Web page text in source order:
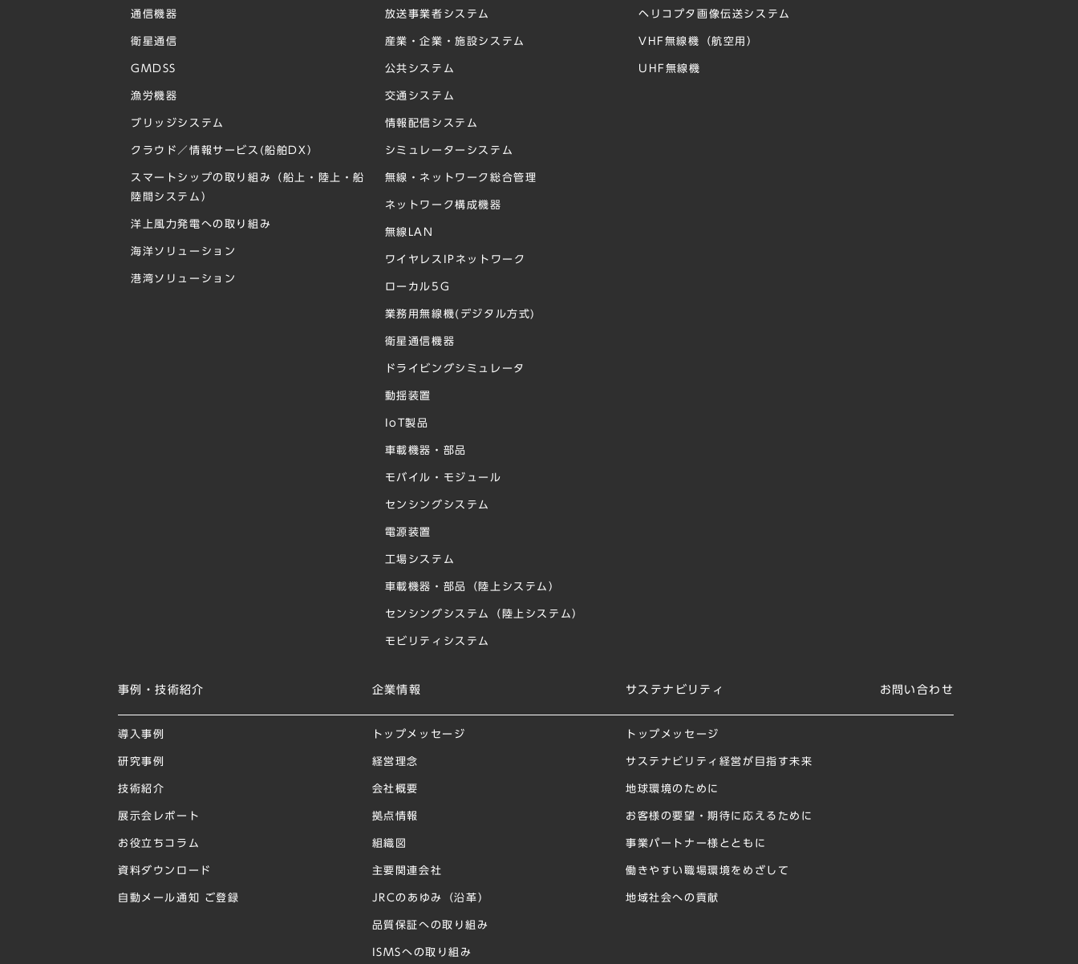
通信機器
衛星通信
GMDSS
漁労機器
ブリッジシステム
クラウド／情報サービス(船舶DX）
スマートシップの取り組み（船上・陸上・船
陸間システム）
洋上⾵⼒発電への取り組み
海洋ソリューション
港湾ソリューション
放送事業者システム
産業・企業・施設システム
公共システム
交通システム
情報配信システム
シミュレーターシステム
無線・ネットワーク総合管理
ネットワーク構成機器
無線LAN
ワイヤレスIPネットワーク
ローカル5G
業務用無線機(デジタル方式)
衛星通信機器
ドライビングシミュレータ
動揺装置
IoT製品
車載機器・部品
モバイル・モジュール
センシングシステム
電源装置
工場システム
車載機器・部品（陸上システム）
センシングシステム（陸上システム）
モビリティシステム
ヘリコプタ画像伝送システム
VHF無線機（航空用）
UHF無線機
事例・技術紹介
導入事例
研究事例
技術紹介
展示会レポート
お役立ちコラム
資料ダウンロード
自動メール通知 ご登録
企業情報
トップメッセージ
経営理念
会社概要
拠点情報
組織図
主要関連会社
JRCのあゆみ（沿革）
品質保証への取り組み
ISMSへの取り組み
サステナビリティ
トップメッセージ
サステナビリティ経営が目指す未来
地球環境のために
お客様の要望・期待に応えるために
事業パートナー様とともに
働きやすい職場環境をめざして
地域社会への貢献
お問い合わせ